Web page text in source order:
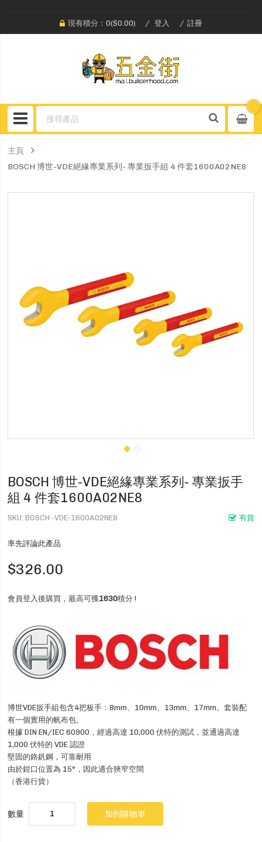
現有積分：0($0.00) 登入 註冊
主頁
BOSCH 博世-VDE絕緣專業系列- 專業扳手組 4 件套1600A02NE8
BOSCH 博世-VDE絕緣專業系列- 專業扳手
組 4 件套1600A02NE8
有貨
SKU BOSCH -VDE-1600A02NE8
率先評論此產品
$326.00
會員登入後購買，最高可獲1630積分 !
博世VDE扳手組包含4把板手：8mm、10mm、13mm、17mm。套裝配
有一個實用的帆布包。
根據 DIN EN/IEC 60900，經過高達 10,000 伏特的測試，並通過高達
1,000 伏特的 VDE 認證
堅固的鉻釩鋼，可靠耐用
由於鉗口位置為 15°，因此適合狹窄空間
（香港行貨）
數量 加到購物車